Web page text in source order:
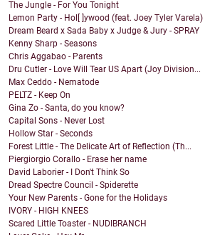
The Jungle - For You Tonight
Lemon Party - Hol[ ]ywood (feat. Joey Tyler Varela)
Dream Beard x Sada Baby x Judge & Jury - SPRAY
Kenny Sharp - Seasons
Chris Aggabao - Parents
Dru Cutler - Love Will Tear US Apart (Joy Division...
Max Ceddo - Nematode
PELTZ - Keep On
Gina Zo - Santa, do you know?
Capital Sons - Never Lost
Hollow Star - Seconds
Forest Little - The Delicate Art of Reflection (Th...
Piergiorgio Corallo - Erase her name
David Laborier - I Don't Think So
Dread Spectre Council - Spiderette
Your New Parents - Gone for the Holidays
IVORY - HIGH KNEES
Scared Little Toaster - NUDIBRANCH